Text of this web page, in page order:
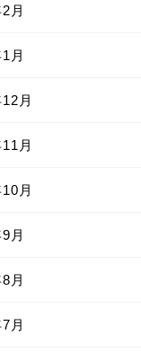
月
月
月
月
月
月
月
月